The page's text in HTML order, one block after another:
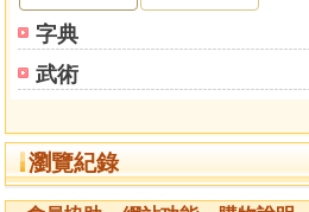
字典
武術
瀏覽紀錄